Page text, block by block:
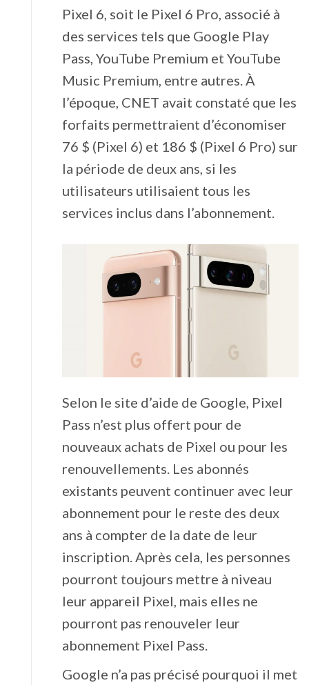
Pixel 6, soit le Pixel 6 Pro, associé à
des services tels que Google Play
Pass, YouTube Premium et YouTube
Music Premium, entre autres. À
l’époque, CNET avait constaté que les
forfaits permettraient d’économiser
76 $ (Pixel 6) et 186 $ (Pixel 6 Pro) sur
la période de deux ans, si les
utilisateurs utilisaient tous les
services inclus dans l’abonnement.
Selon le site d’aide de Google, Pixel
Pass n’est plus offert pour de
nouveaux achats de Pixel ou pour les
renouvellements. Les abonnés
existants peuvent continuer avec leur
abonnement pour le reste des deux
ans à compter de la date de leur
inscription. Après cela, les personnes
pourront toujours mettre à niveau
leur appareil Pixel, mais elles ne
pourront pas renouveler leur
abonnement Pixel Pass.
Google n’a pas précisé pourquoi il met